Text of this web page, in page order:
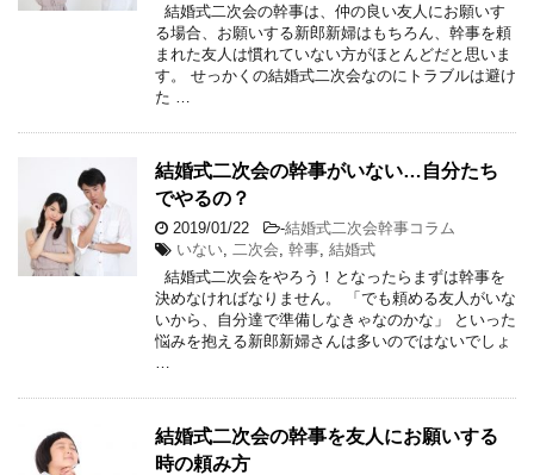
結婚式二次会の幹事は、仲の良い友人にお願いす
る場合、お願いする新郎新婦はもちろん、幹事を頼
まれた友人は慣れていない方がほとんどだと思いま
す。 せっかくの結婚式二次会なのにトラブルは避け
た …
結婚式二次会の幹事がいない…自分たち
でやるの？
2019/01/22 -結婚式二次会幹事コラム
いない
二次会 幹事 結婚式
結婚式二次会をやろう！となったらまずは幹事を
決めなければなりません。 「でも頼める友人がいな
いから、自分達で準備しなきゃなのかな」 といった
悩みを抱える新郎新婦さんは多いのではないでしょ
結婚式二次会の幹事を友人にお願いする
時の頼み方